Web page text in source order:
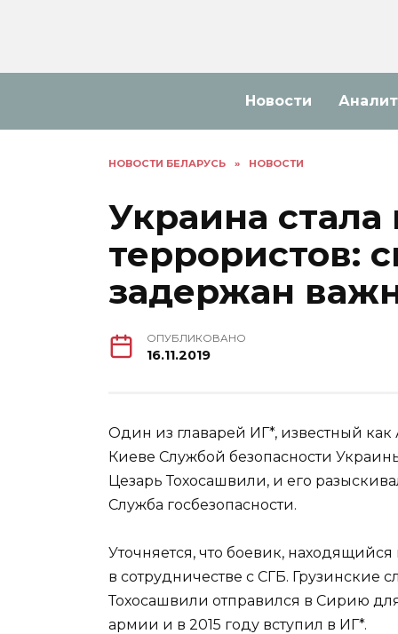
Новости
НОВОСТИ БЕЛАРУСЬ » НОВОСТИ
Украина
террористов:
задержан
ОПУБЛИКОВАНО
16.11.2019
Один из главарей ИГ*, известный
Киеве Службой безопасности
Цезарь Тохосашвили, и его
Служба госбезопасности.
Уточняется, что боевик,
в сотрудничестве с СГБ. Грузинские
Тохосашвили отправился в Сирию
армии и в 2015 году вступил в ИГ*.